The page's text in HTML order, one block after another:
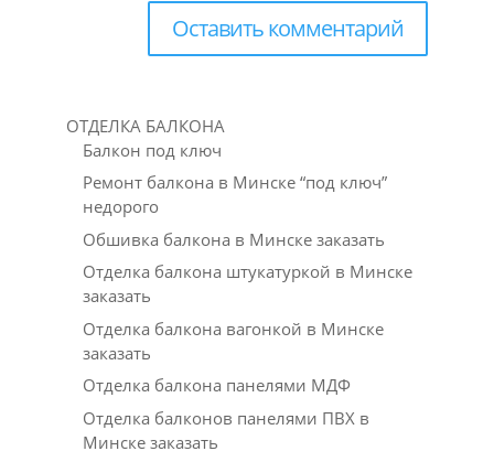
ОТДЕЛКА БАЛКОНА
Балкон под ключ
Ремонт балкона в Минске “под ключ”
недорого
Обшивка балкона в Минске заказать
Отделка балкона штукатуркой в Минске
заказать
Отделка балкона вагонкой в Минске
заказать
Отделка балкона панелями МДФ
Отделка балконов панелями ПВХ в
Минске заказать